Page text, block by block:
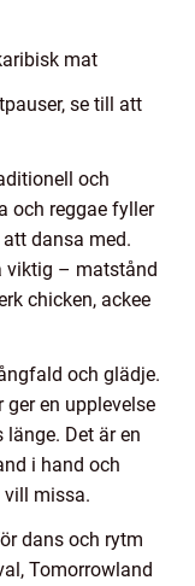
mat
se till att
och
och reggae fyller
dansa med.
viktig – matstånd
chicken, ackee
och glädje.
en upplevelse
Det är en
i hand och
missa.
dans och rytm
Tomorrowland